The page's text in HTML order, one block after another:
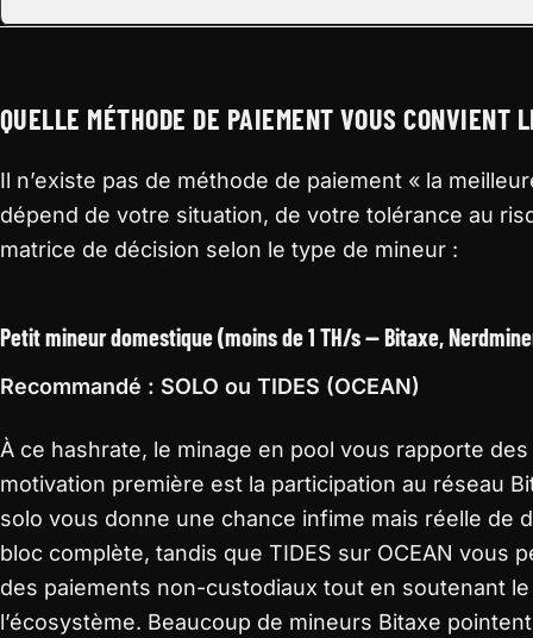
QUELLE MÉTHODE DE PAIEMENT VOUS CONVIENT
Il n’existe pas de méthode de paiement « la
dépend de votre situation, de votre tolérance au
matrice de décision selon le type de mineur :
Petit mineur domestique (moins de 1 TH/s — Bitaxe,
Recommandé : SOLO ou TIDES (OCEAN)
À ce hashrate, le minage en pool vous rapporte
motivation première est la participation au réseau
solo vous donne une chance infime mais réelle de
bloc complète, tandis que TIDES sur OCEAN vous
des paiements non-custodiaux tout en soutenant
l’écosystème. Beaucoup de mineurs Bitaxe